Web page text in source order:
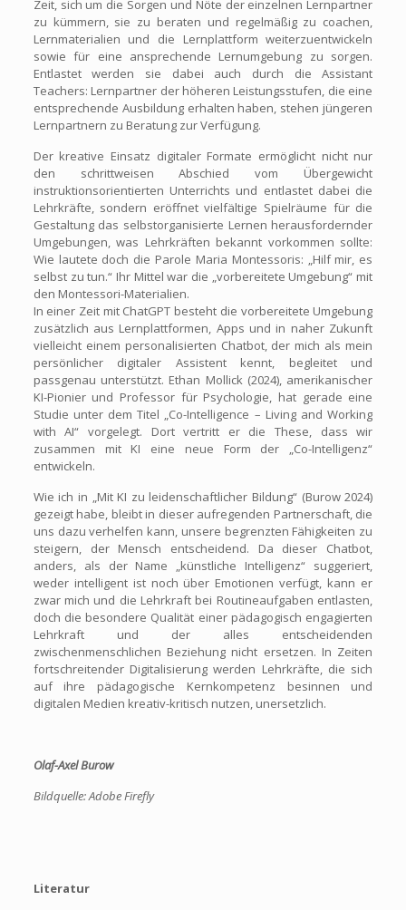
Zeit, sich um die Sorgen und Nöte der einzelnen Lernpartner
zu kümmern, sie zu beraten und regelmäßig zu coachen,
Lernmaterialien und die Lernplattform weiterzuentwickeln
sowie für eine ansprechende Lernumgebung zu sorgen.
Entlastet werden sie dabei auch durch die Assistant
Teachers: Lernpartner der höheren Leistungsstufen, die eine
entsprechende Ausbildung erhalten haben, stehen jüngeren
Lernpartnern zu Beratung zur Verfügung.
Der kreative Einsatz digitaler Formate ermöglicht nicht nur
den schrittweisen Abschied vom Übergewicht
instruktionsorientierten Unterrichts und entlastet dabei die
Lehrkräfte, sondern eröffnet vielfältige Spielräume für die
Gestaltung das selbstorganisierte Lernen herausfordernder
Umgebungen, was Lehrkräften bekannt vorkommen sollte:
Wie lautete doch die Parole Maria Montessoris: „Hilf mir, es
selbst zu tun.“ Ihr Mittel war die „vorbereitete Umgebung“ mit
den Montessori-Materialien.
In einer Zeit mit ChatGPT besteht die vorbereitete Umgebung
zusätzlich aus Lernplattformen, Apps und in naher Zukunft
vielleicht einem personalisierten Chatbot, der mich als mein
persönlicher digitaler Assistent kennt, begleitet und
passgenau unterstützt. Ethan Mollick (2024), amerikanischer
KI-Pionier und Professor für Psychologie, hat gerade eine
Studie unter dem Titel „Co-Intelligence – Living and Working
with AI“ vorgelegt. Dort vertritt er die These, dass wir
zusammen mit KI eine neue Form der „Co-Intelligenz“
entwickeln.
Wie ich in „Mit KI zu leidenschaftlicher Bildung“ (Burow 2024)
gezeigt habe, bleibt in dieser aufregenden Partnerschaft, die
uns dazu verhelfen kann, unsere begrenzten Fähigkeiten zu
steigern, der Mensch entscheidend. Da dieser Chatbot,
anders, als der Name „künstliche Intelligenz“ suggeriert,
weder intelligent ist noch über Emotionen verfügt, kann er
zwar mich und die Lehrkraft bei Routineaufgaben entlasten,
doch die besondere Qualität einer pädagogisch engagierten
Lehrkraft und der alles entscheidenden
zwischenmenschlichen Beziehung nicht ersetzen. In Zeiten
fortschreitender Digitalisierung werden Lehrkräfte, die sich
auf ihre pädagogische Kernkompetenz besinnen und
digitalen Medien kreativ-kritisch nutzen, unersetzlich.
Olaf-Axel Burow
Bildquelle: Adobe Firefly
Literatur